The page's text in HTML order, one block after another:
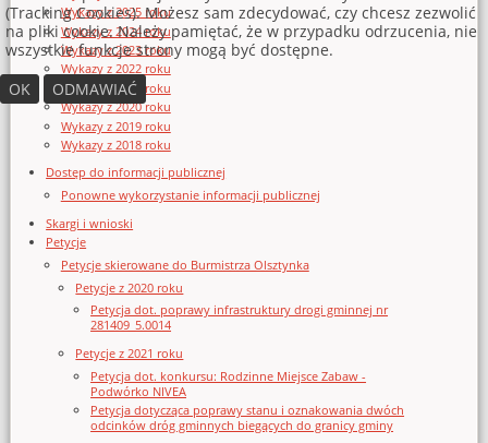
Wykazy z 2025 roku
Wykazy z 2024 roku
Wykazy z 2023 roku
Wykazy z 2022 roku
Wykazy z 2021 roku
Wykazy z 2020 roku
Wykazy z 2019 roku
Wykazy z 2018 roku
Dostęp do informacji publicznej
Ponowne wykorzystanie informacji publicznej
Skargi i wnioski
Petycje
Petycje skierowane do Burmistrza Olsztynka
Petycje z 2020 roku
Petycja dot. poprawy infrastruktury drogi gminnej nr
281409_5.0014
Petycje z 2021 roku
Petycja dot. konkursu: Rodzinne Miejsce Zabaw -
Podwórko NIVEA
Petycja dotycząca poprawy stanu i oznakowania dwóch
odcinków dróg gminnych biegących do granicy gminy
(Tracking Cookies). Możesz sam zdecydować, czy chcesz zezwolić
na pliki cookie. Należy pamiętać, że w przypadku odrzucenia, nie
wszystkie funkcje strony mogą być dostępne.
OK
ODMAWIAĆ